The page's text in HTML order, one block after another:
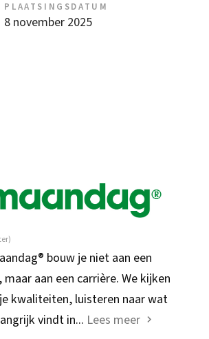
PLAATSINGSDATUM
8 november 2025
bouw je niet aan een
maar aan een carrière. We kijken
kwaliteiten, luisteren naar wat
vindt in... Lees meer